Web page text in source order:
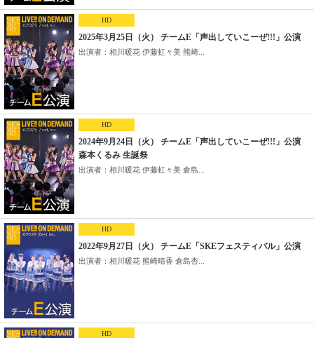
HD
2025年3月25日（火） チームE「声出していこーぜ!!!」公演
出演者：相川暖花 伊藤虹々美 熊崎...
HD
2024年9月24日（火） チームE「声出していこーぜ!!!」公演
森本くるみ 生誕祭
出演者：相川暖花 伊藤虹々美 倉島...
HD
2022年9月27日（火） チームE「SKEフェスティバル」公演
出演者：相川暖花 熊崎晴香 倉島杏...
HD